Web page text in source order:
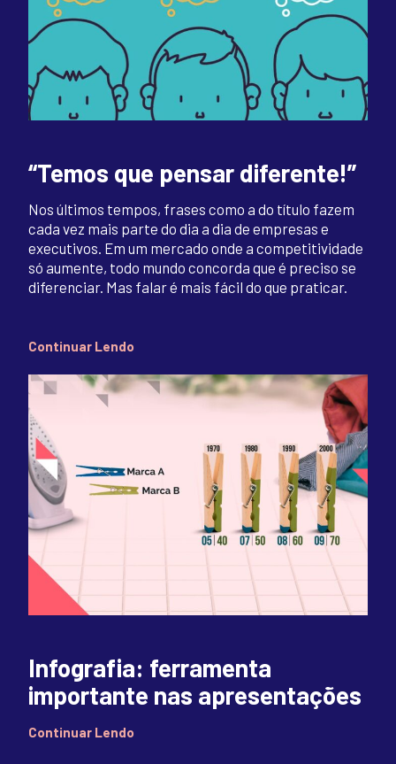
“Temos que pensar diferente!”
Nos últimos tempos, frases como a do título fazem
cada vez mais parte do dia a dia de empresas e
executivos. Em um mercado onde a competitividade
só aumente, todo mundo concorda que é preciso se
diferenciar. Mas falar é mais fácil do que praticar.
Continuar Lendo
Infografia: ferramenta
importante nas apresentações
Continuar Lendo